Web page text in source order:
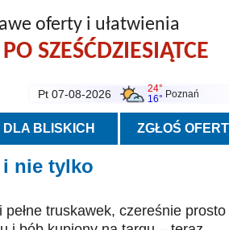
oferty i ułatwienia
SZEŚĆDZIESIĄTCE
Pt 07-08-2026
24°
16° Poznań
DLA BLISKICH ZGŁOŚ
i nie tylko
pełne truskawek, czereśnie prosto